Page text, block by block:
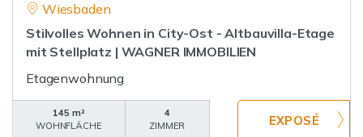
Wiesbaden
Stilvolles Wohnen in City-Ost - Altbauvilla-Etage
mit Stellplatz | WAGNER IMMOBILIEN
Etagenwohnung
145 m²
WOHNFLÄCHE
4
ZIMMER